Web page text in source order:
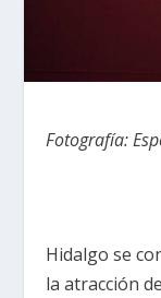
Fotografía:
Hidalgo se
la atracción